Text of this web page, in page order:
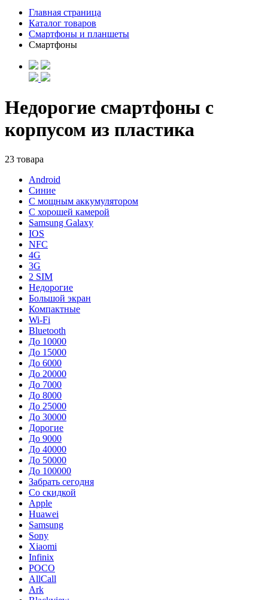
Главная страница
Каталог товаров
Смартфоны и планшеты
Смартфоны
Недорогие смартфоны с
корпусом из пластика
23 товара
Android
Синие
С мощным аккумулятором
С хорошей камерой
Samsung Galaxy
IOS
NFC
4G
3G
2 SIM
Недорогие
Большой экран
Компактные
Wi-Fi
Bluetooth
До 10000
До 15000
До 6000
До 20000
До 7000
До 8000
До 25000
До 30000
Дорогие
До 9000
До 40000
До 50000
До 100000
Забрать сегодня
Со скидкой
Apple
Huawei
Samsung
Sony
Xiaomi
Infinix
POCO
AllCall
Ark